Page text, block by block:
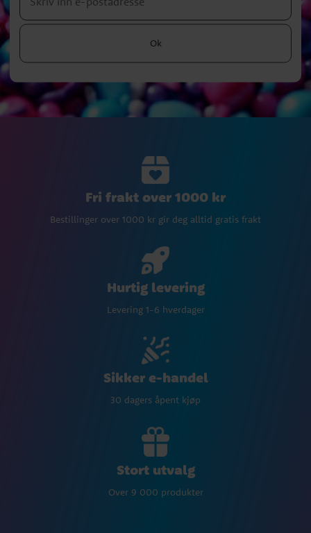
Ok
Fri frakt over 1000 kr
Bestillinger over 1000 kr gir deg alltid gratis frakt
Hurtig levering
Levering 1-6 hverdager
Sikker e-handel
30 dagers åpent kjøp
Stort utvalg
Over 9 000 produkter